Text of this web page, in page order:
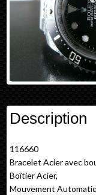
Description
116660
Bracelet Acier avec
Boîtier Acier,
Mouvement